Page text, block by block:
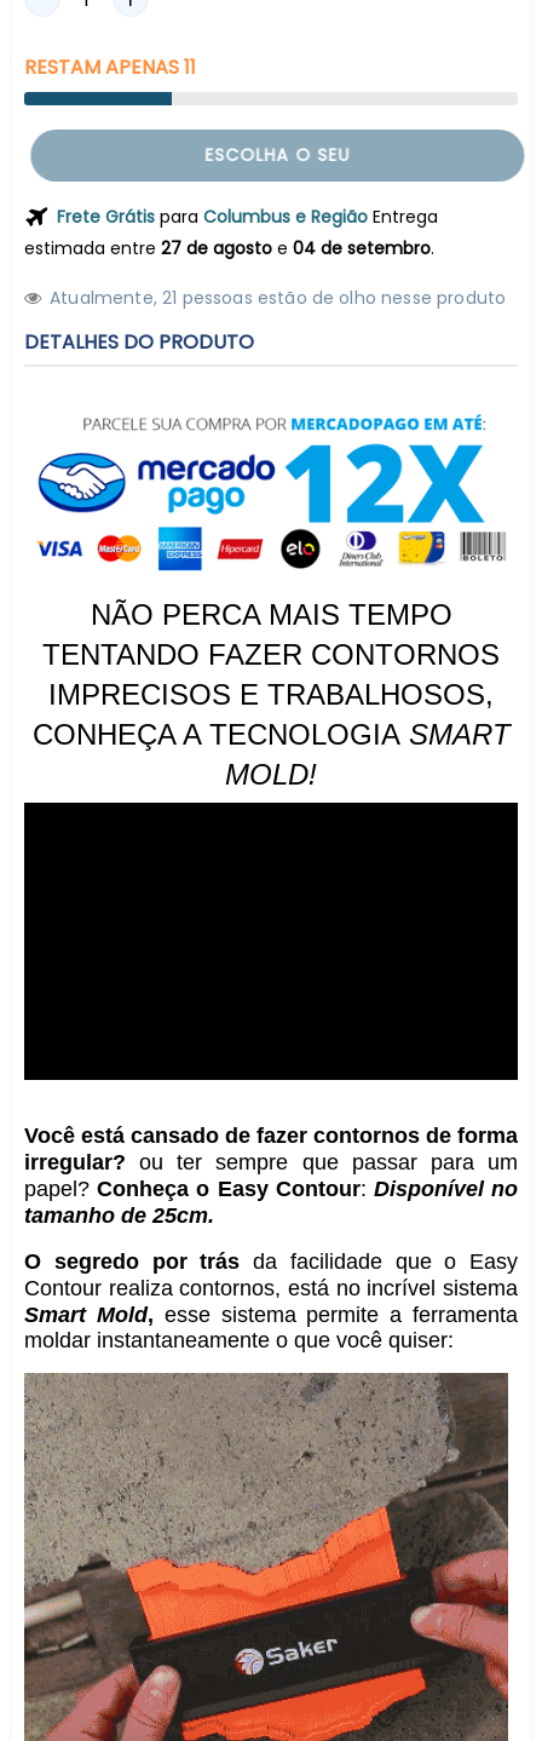
RESTAMAPENAS11
ESCOLHA O SEU
Frete Grátis para Columbus e Região Entrega
estimada entre 27 de agosto e 04 de setembro.
Atualmente,21 pessoas estão de olho nesse produto
DETALHES DO PRODUTO
NÃO PERCA MAIS TEMPO
TENTANDO FAZER CONTORNOS
IMPRECISOS E TRABALHOSOS,
CONHEÇA A TECNOLOGIA SMART
MOLD!
Você está cansado de fazer contornos de forma
irregular? ou ter sempre que passar para um
papel?Conheça o Easy Contour: Disponível no
tamanho de 25cm.
O segredo por trás da facilidade que o Easy
Contour realiza contornos, está no incrível sistema
Smart Mold, esse sistema permite a ferramenta
moldar instantaneamente o que você quiser: